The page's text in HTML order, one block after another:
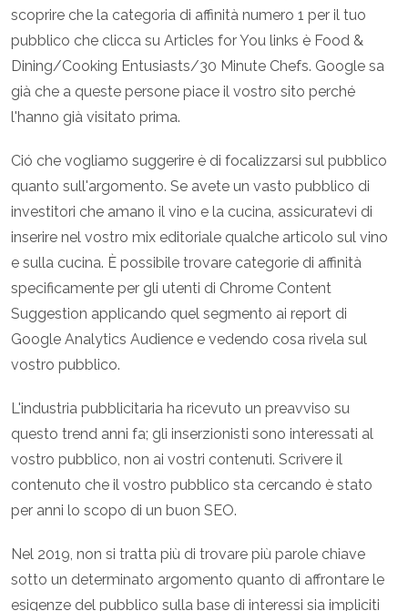
scoprire che la categoria di affinità numero 1 per il tuo
pubblico che clicca su Articles for You links è Food &
Dining/Cooking Entusiasts/30 Minute Chefs. Google sa
già che a queste persone piace il vostro sito perché
l'hanno già visitato prima.
Ció che vogliamo suggerire è di focalizzarsi sul pubblico
quanto sull'argomento. Se avete un vasto pubblico di
investitori che amano il vino e la cucina, assicuratevi di
inserire nel vostro mix editoriale qualche articolo sul vino
e sulla cucina. È possibile trovare categorie di affinità
specificamente per gli utenti di Chrome Content
Suggestion applicando quel segmento ai report di
Google Analytics Audience e vedendo cosa rivela sul
vostro pubblico.
L'industria pubblicitaria ha ricevuto un preavviso su
questo trend anni fa; gli inserzionisti sono interessati al
vostro pubblico, non ai vostri contenuti. Scrivere il
contenuto che il vostro pubblico sta cercando è stato
per anni lo scopo di un buon SEO.
Nel 2019, non si tratta più di trovare più parole chiave
sotto un determinato argomento quanto di affrontare le
esigenze del pubblico sulla base di interessi sia impliciti